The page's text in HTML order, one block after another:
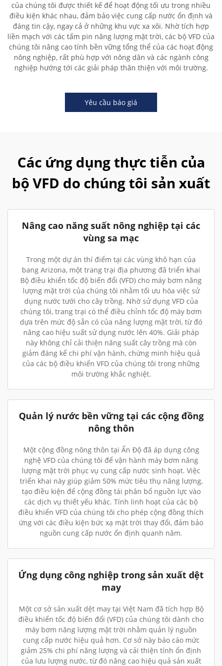
của chúng tôi được thiết kế để hoạt động tối ưu trong nhiều
điều kiện khác nhau, đảm bảo việc cung cấp nước ổn định và
đáng tin cậy, ngay cả ở những khu vực xa xôi. Nhờ tích hợp
liền mạch với các tấm pin năng lượng mặt trời, các bộ VFD của
chúng tôi nâng cao tính bền vững tổng thể của các hoạt động
nông nghiệp, rất phù hợp với nông dân và các ngành công
nghiệp hướng tới các giải pháp thân thiện với môi trường.
Yêu cầu báo giá
Các ứng dụng thực tiễn của
bộ VFD do chúng tôi sản xuất
Nâng cao năng suất nông nghiệp tại các
vùng sa mạc
Trong một dự án thí điểm tại các vùng khô hạn của
bang Arizona, một trang trại địa phương đã triển khai
Bộ điều khiển tốc độ biến đổi (VFD) cho máy bơm năng
lượng mặt trời của chúng tôi nhằm tối ưu hóa việc sử
dụng nước tưới cho cây trồng. Nhờ sử dụng VFD của
chúng tôi, trang trại có thể điều chỉnh tốc độ máy bơm
dựa trên mức độ sẵn có của năng lượng mặt trời, từ đó
nâng cao hiệu suất sử dụng nước lên 40%. Giải pháp
này không chỉ cải thiện năng suất cây trồng mà còn
giảm đáng kể chi phí vận hành, chứng minh hiệu quả
của các bộ điều khiển VFD của chúng tôi trong những
môi trường khắc nghiệt.
Quản lý nước bền vững tại các cộng đồng
nông thôn
Một cộng đồng nông thôn tại Ấn Độ đã áp dụng công
nghệ VFD của chúng tôi để vận hành máy bơm năng
lượng mặt trời phục vụ cung cấp nước sinh hoạt. Việc
triển khai này giúp giảm 50% mức tiêu thụ năng lượng,
tạo điều kiện để cộng đồng tái phân bổ nguồn lực vào
các dịch vụ thiết yếu khác. Tính linh hoạt của các bộ
điều khiển VFD của chúng tôi cho phép cộng đồng thích
ứng với các điều kiện bức xạ mặt trời thay đổi, đảm bảo
nguồn cung cấp nước ổn định quanh năm.
Ứng dụng công nghiệp trong sản xuất dệt
may
Một cơ sở sản xuất dệt may tại Việt Nam đã tích hợp Bộ
điều khiển tốc độ biến đổi (VFD) của chúng tôi dành cho
máy bơm năng lượng mặt trời nhằm quản lý nguồn
cung cấp nước hiệu quả hơn. Cơ sở này báo cáo mức
giảm 25% chi phí năng lượng và cải thiện tính ổn định
của lưu lượng nước, từ đó nâng cao hiệu quả sản xuất